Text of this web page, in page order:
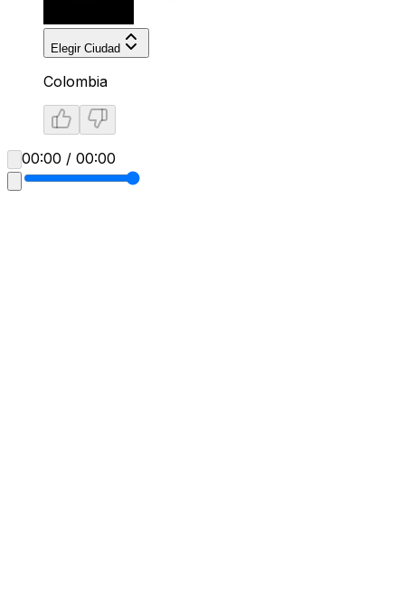
Elegir Ciudad
Colombia
00:00 / 00:00